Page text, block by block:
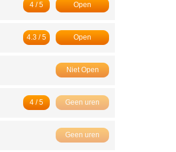
Open
4 / 5
Open
4.3 / 5
Niet Open
Geen uren
4 / 5
Geen uren